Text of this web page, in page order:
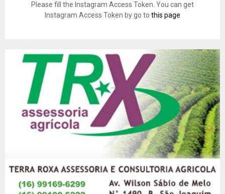
Please fill the Instagram Access Token. You can get
Instagram Access Token by go to this page